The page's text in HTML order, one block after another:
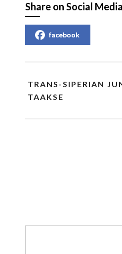
Share on Social Media
facebook
TRANS-SIPERIAN
TAAKSE